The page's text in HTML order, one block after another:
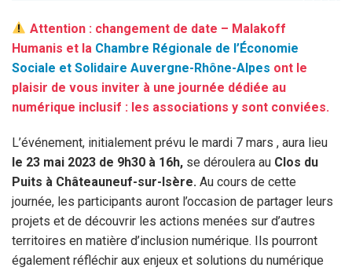
Attention : changement de date – Malakoff
Humanis et la Chambre Régionale de l’Économie
Sociale et Solidaire Auvergne-Rhône-Alpes ont le
plaisir de vous inviter à une journée dédiée au
numérique inclusif : les associations y sont conviées.
L’événement, initialement prévu le mardi 7 mars , aura lieu
le 23 mai 2023 de 9h30 à 16h, se déroulera au Clos du
Puits à Châteauneuf-sur-Isère. Au cours de cette
journée, les participants auront l’occasion de partager leurs
projets et de découvrir les actions menées sur d’autres
territoires en matière d’inclusion numérique. Ils pourront
également réfléchir aux enjeux et solutions du numérique